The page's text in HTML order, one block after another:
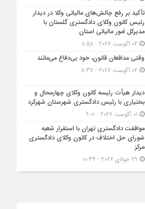
تأکید بر رفع چالش‌های مالیاتی وکلا در دیدار
رئیس کانون وکلای دادگستری گلستان با
مدیرکل امور مالیاتی استان
وقتی مدافعان قانون، خود بی‌دفاع می‌مانند
دیدار هیأت رئیسه کانون وکلای چهارمحال و
بختیاری با رئیس دادگستری شهرستان شهرکرد
موافقت دادگستری تهران با استقرار شعبه
شورای حل اختلاف در کانون وکلای دادگستری
مرکز